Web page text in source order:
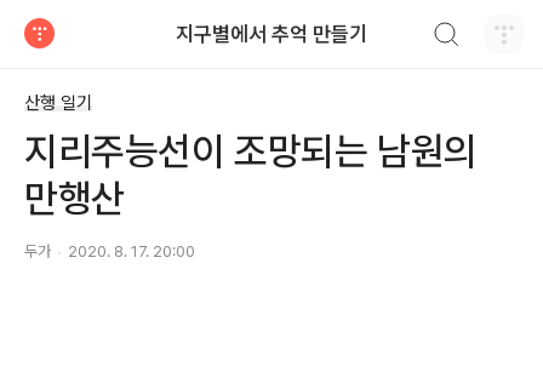
지구별에서 추억 만들기
산행 일기
지리주능선이 조망되는 남원의
만행산
두가 2020. 8. 17. 20:00